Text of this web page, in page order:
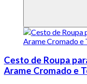
Cesto de Roupa
Arame Cromado e